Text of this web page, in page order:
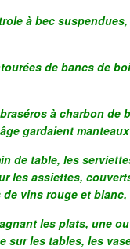
à bec
de bancs de
à charbon de
gardaient
de table, les
les assiettes,
vins rouge et blanc,
les plats, une
sur les tables, les